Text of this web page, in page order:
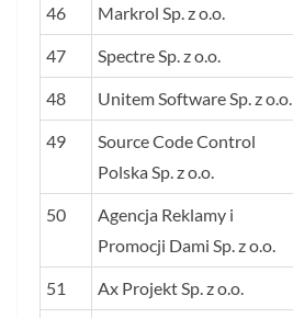
46 Markrol Sp. z o.o.
47 Spectre Sp. z o.o.
48 Unitem Software Sp. z o.o.
49
Source Code Control
Polska Sp. z o.o.
50
Agencja Reklamy i
Promocji Dami Sp. z o.o.
51 Ax Projekt Sp. z o.o.